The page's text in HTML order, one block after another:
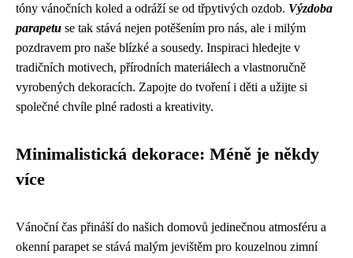
tóny vánočních koled a odráží se od třpytivých ozdob. Výzdoba
parapetu se tak stává nejen potěšením pro nás, ale i milým
pozdravem pro naše blízké a sousedy. Inspiraci hledejte v
tradičních motivech, přírodních materiálech a vlastnoručně
vyrobených dekoracích. Zapojte do tvoření i děti a užijte si
společné chvíle plné radosti a kreativity.
Minimalistická dekorace: Méně je někdy
více
Vánoční čas přináší do našich domovů jedinečnou atmosféru a
okenní parapet se stává malým jevištěm pro kouzelnou zimní